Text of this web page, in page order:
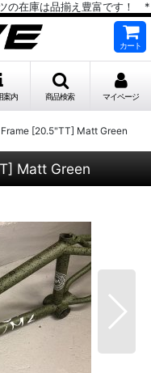
の在庫は品揃え豊富です！ *
カート
案内 商品検索 マイページ
[20.5"TT] Matt Green
Matt Green